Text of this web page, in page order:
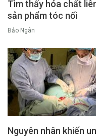
Tìm thấy hóa chất
sản phẩm tóc nối
Bảo Ngân
Nguyên nhân khiến